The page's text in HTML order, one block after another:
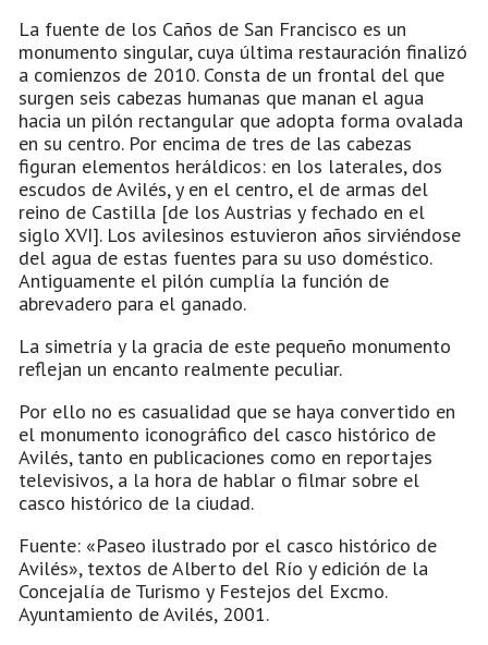
La fuente de los Caños de San Francisco es un
monumento singular, cuya última restauración finalizó
a comienzos de 2010. Consta de un frontal del que
surgen seis cabezas humanas que manan el agua
hacia un pilón rectangular que adopta forma ovalada
en su centro. Por encima de tres de las cabezas
figuran elementos heráldicos: en los laterales, dos
escudos de Avilés, y en el centro, el de armas del
reino de Castilla [de los Austrias y fechado en el
siglo XVI]. Los avilesinos estuvieron años sirviéndose
del agua de estas fuentes para su uso doméstico.
Antiguamente el pilón cumplía la función de
abrevadero para el ganado.
La simetría y la gracia de este pequeño monumento
reflejan un encanto realmente peculiar.
Por ello no es casualidad que se haya convertido en
el monumento iconográfico del casco histórico de
Avilés, tanto en publicaciones como en reportajes
televisivos, a la hora de hablar o filmar sobre el
casco histórico de la ciudad.
Fuente: «Paseo ilustrado por el casco histórico de
Avilés», textos de Alberto del Río y edición de la
Concejalía de Turismo y Festejos del Excmo.
Ayuntamiento de Avilés, 2001.